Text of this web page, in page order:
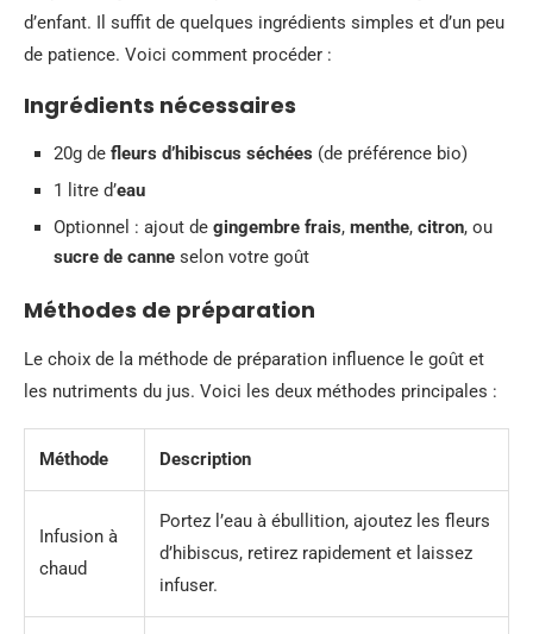
d’enfant. Il suffit de quelques ingrédients simples et d’un peu
de patience. Voici comment procéder :
Ingrédients nécessaires
20g de fleurs d’hibiscus séchées (de préférence bio)
1 litre d’eau
Optionnel : ajout de gingembre frais, menthe, citron, ou
sucre de canne selon votre goût
Méthodes de préparation
Le choix de la méthode de préparation influence le goût et
les nutriments du jus. Voici les deux méthodes principales :
Méthode Description
Infusion à
chaud
Portez l’eau à ébullition, ajoutez les fleurs
d’hibiscus, retirez rapidement et laissez
infuser.